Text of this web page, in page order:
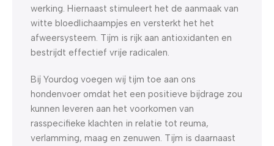
werking. Hiernaast stimuleert het de aanmaak van
witte bloedlichaampjes en versterkt het het
afweersysteem. Tijm is rijk aan antioxidanten en
bestrijdt effectief vrije radicalen.
Bij Yourdog voegen wij tijm toe aan ons
hondenvoer omdat het een positieve bijdrage zou
kunnen leveren aan het voorkomen van
rasspecifieke klachten in relatie tot reuma,
verlamming, maag en zenuwen. Tijm is daarnaast